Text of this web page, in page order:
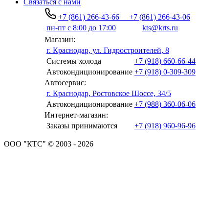
+7 (861) 266-43-66
+7 (861) 266-43-06
пн-пт с 8:00 до 17:00
kts@krts.ru
Магазин:
г. Краснодар, ул. Гидростроителей, 8
Системы холода
+7 (918) 660-66-44
Автокондиционирование +7 (918) 0-309-309
Автосервис:
г. Краснодар, Ростовское Шоссе, 34/5
Автокондиционирование +7 (988) 360-06-06
Интернет-магазин:
Заказы принимаются
+7 (918) 960-96-96
ООО "КТС" © 2003 - 2026